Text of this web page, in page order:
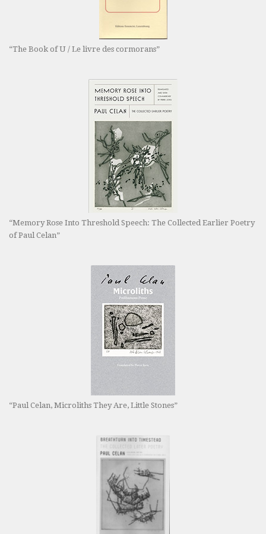
“The Book of U / Le livre des cormorans”
“Memory Rose Into Threshold Speech: The Collected Earlier Poetry
of Paul Celan”
“Paul Celan, Microliths They Are, Little Stones”